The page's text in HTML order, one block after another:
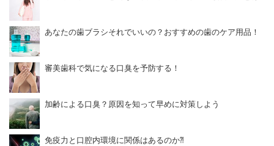
あなたの歯ブラシそれでいいの？おすすめの歯のケア用品！
審美歯科で気になる口臭を予防する！
加齢による口臭？原因を知って早めに対策しよう
免疫力と口腔内環境に関係はあるのか⁈